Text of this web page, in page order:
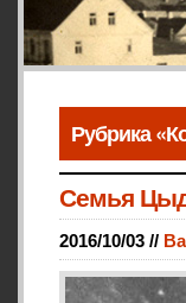
Рубрика
Семья
2016/10/03 //